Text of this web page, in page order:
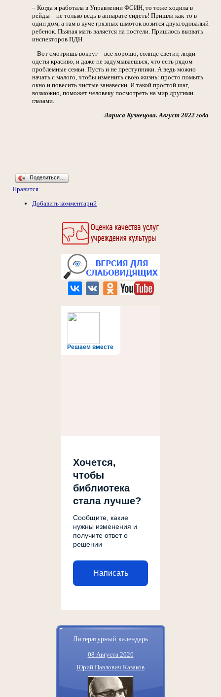
Решаем вместе
Хочется,
чтобы
библиотека
стала лучше?
Сообщите, какие
нужны изменения и
получите ответ о
решении
Написать
Литературный календарь
08 Августа 2026
Юрий Павлович Казаков
– Когда я работала в Управлении ФСИН, то тоже ходила в
рейды – не только ведь в аппарате сидеть! Пришли как-то в
один дом, а там в куче грязных шмоток возится двухгодовалый
ребенок. Пьяная мать валяется на постели. Пришлось вызвать
инспекторов ПДН.
– Вот смотришь вокруг – все хорошо, солнце светит, люди
одеты красиво, и даже не задумываешься, что есть рядом
проблемные семьи. Пусть и не преступники. А ведь можно
начать с малого, чтобы изменить свою жизнь: просто помыть
окно и повесить чистые занавески. И такой простой шаг,
возможно, поможет человеку посмотреть на мир другими
глазами.
Лариса Кузнецова. Август 2022 года
Поделиться…
Нравится
Добавить комментарий